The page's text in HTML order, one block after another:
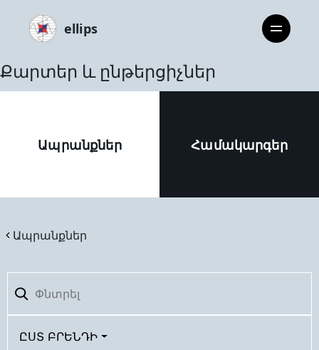
ellips
Քարտեր և ընթերցիչներ
Ապրանքներ Համակարգեր
Ապրանքներ
ԸՍՏ ԲՐԵՆԴԻ